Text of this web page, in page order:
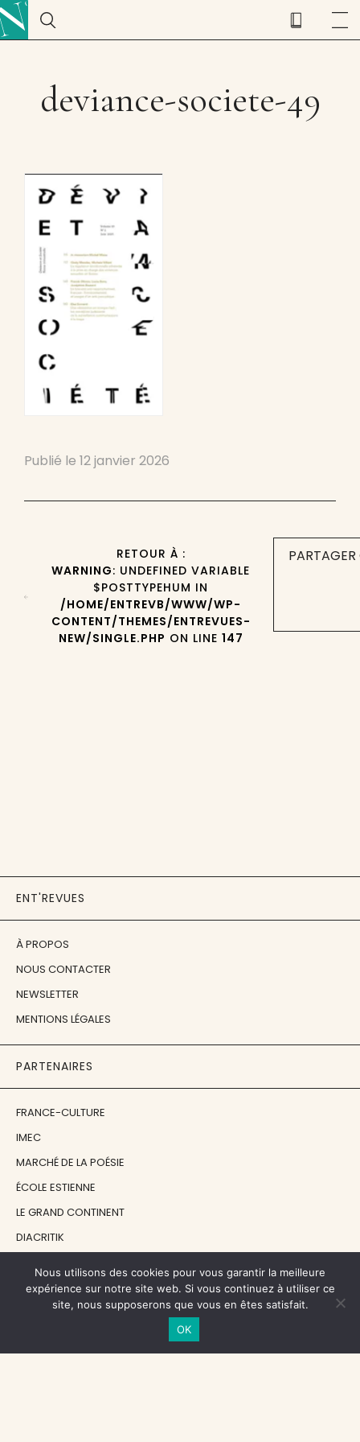
deviance-societe-49
Publié le 12 janvier 2026
RETOUR À :
WARNING: UNDEFINED VARIABLE
$POSTTYPEHUM IN
/HOME/ENTREVB/WWW/WP-
CONTENT/THEMES/ENTREVUES-
NEW/SINGLE.PHP ON LINE 147
ENT'REVUES
À PROPOS
NOUS CONTACTER
NEWSLETTER
MENTIONS LÉGALES
PARTENAIRES
FRANCE-CULTURE
IMEC
MARCHÉ DE LA POÉSIE
ÉCOLE ESTIENNE
LE GRAND CONTINENT
DIACRITIK
NOS SOUTIENS
CENTRE NATIONAL DU LIVRE
Nous utilisons des cookies pour vous garantir la meilleure
expérience sur notre site web. Si vous continuez à utiliser ce
site, nous supposerons que vous en êtes satisfait.
OK